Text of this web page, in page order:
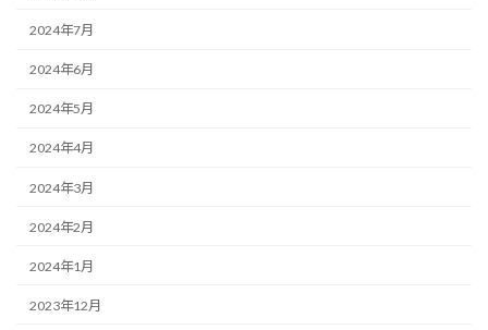
2024年7月
2024年6月
2024年5月
2024年4月
2024年3月
2024年2月
2024年1月
2023年12月